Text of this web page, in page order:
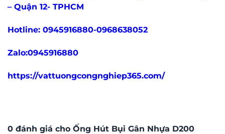
– Quận 12- TPHCM
Hotline: 0945916880-0968638052
Zalo:0945916880
https://vattuongcongnghiep365.com/
0 đánh giá cho Ống Hút Bụi Gân Nhựa D200